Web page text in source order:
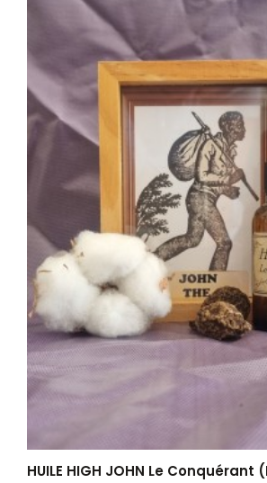
HUILE HIGH JOHN Le Conquérant